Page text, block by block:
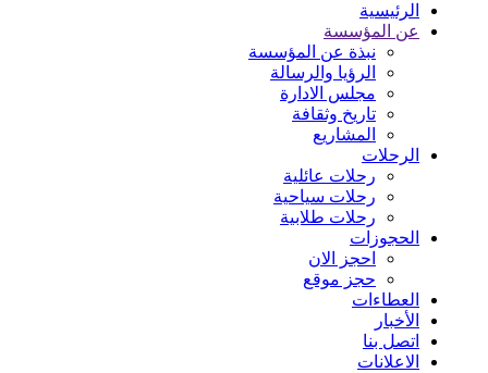
الرئيسية
عن المؤسسة
نبذة عن المؤسسة
الرؤيا والرسالة
مجلس الادارة
تاريخ وثقافة
المشاريع
الرحلات
رحلات عائلية
رحلات سياحية
رحلات طلابية
الحجوزات
احجز الان
حجز موقع
العطاءات
الأخبار
اتصل بنا
الاعلانات